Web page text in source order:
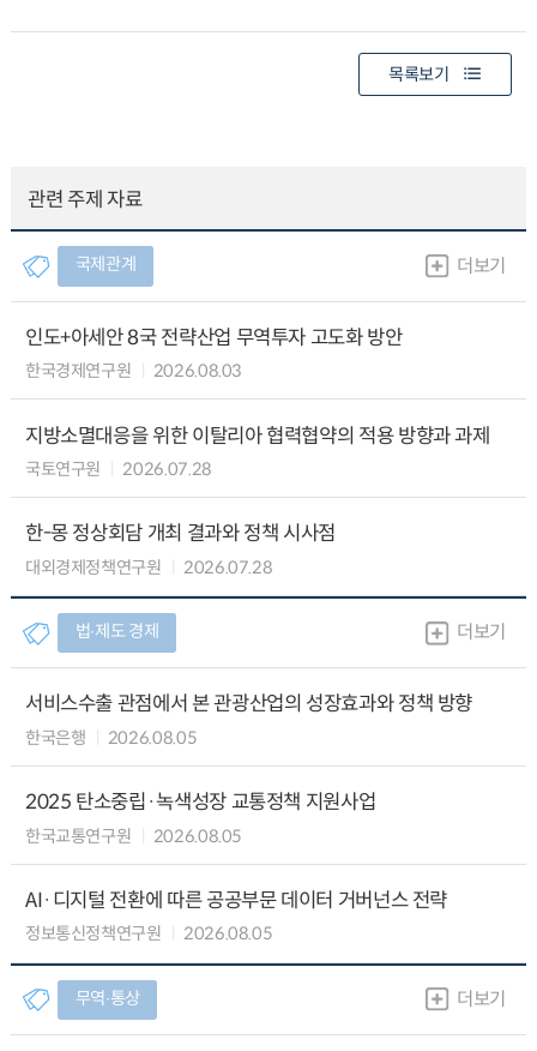
목록보기
관련 주제 자료
국제관계 더보기
인도+아세안 8국 전략산업 무역투자 고도화 방안
한국경제연구원 2026.08.03
지방소멸대응을 위한 이탈리아 협력협약의 적용 방향과 과제
국토연구원 2026.07.28
한-몽 정상회담 개최 결과와 정책 시사점
대외경제정책연구원 2026.07.28
법∙제도 경제 더보기
서비스수출 관점에서 본 관광산업의 성장효과와 정책 방향
한국은행 2026.08.05
2025 탄소중립·녹색성장 교통정책 지원사업
한국교통연구원 2026.08.05
AI·디지털 전환에 따른 공공부문 데이터 거버넌스 전략
정보통신정책연구원 2026.08.05
무역∙통상 더보기